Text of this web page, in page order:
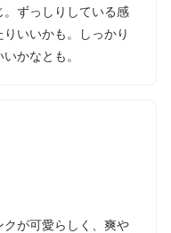
ずっしりしている感
いいかも。しっかり
かなとも。
が可愛らしく、爽や